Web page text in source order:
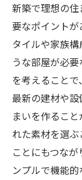
新築で理想の
要なポイント
タイルや家族
うな部屋が必
を考えることで
最新の建材や
まいを作るこ
れた素材を選
ことにもつな
ンプルで機能